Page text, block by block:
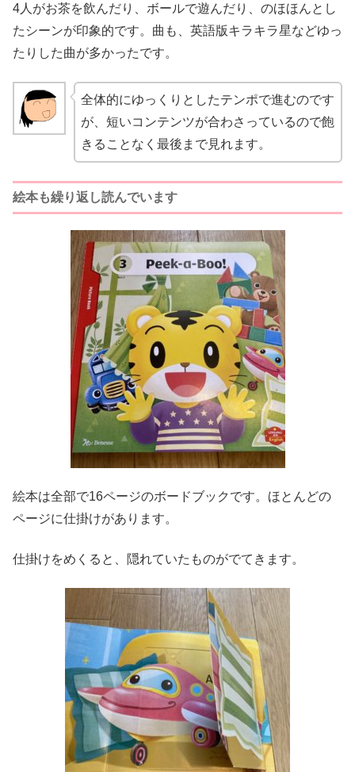
4人がお茶を飲んだり、ボールで遊んだり、のほほんとし
たシーンが印象的です。曲も、英語版キラキラ星などゆっ
たりした曲が多かったです。
全体的にゆっくりとしたテンポで進むのです
が、短いコンテンツが合わさっているので飽
きることなく最後まで見れます。
絵本も繰り返し読んでいます
絵本は全部で16ページのボードブックです。ほとんどの
ページに仕掛けがあります。
仕掛けをめくると、隠れていたものがでてきます。